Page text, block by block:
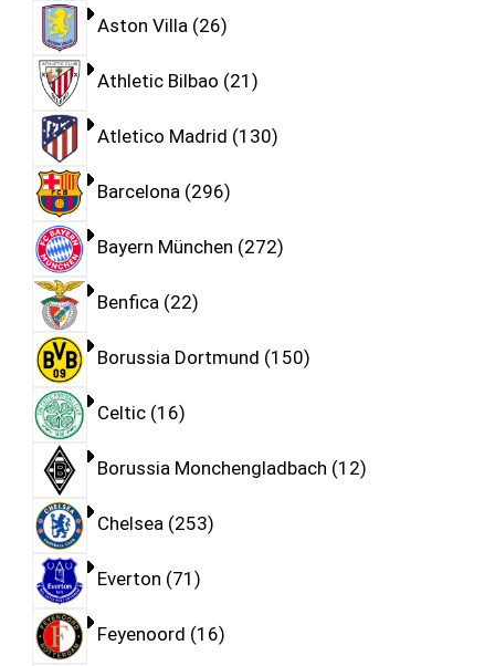
Aston Villa 26
Athletic Bilbao 21
Atletico Madrid 130
Barcelona 296
Bayern München 272
Benfica 22
Borussia Dortmund 150
Celtic 16
Borussia Monchengladbach 12
Chelsea 253
Everton 71
Feyenoord 16